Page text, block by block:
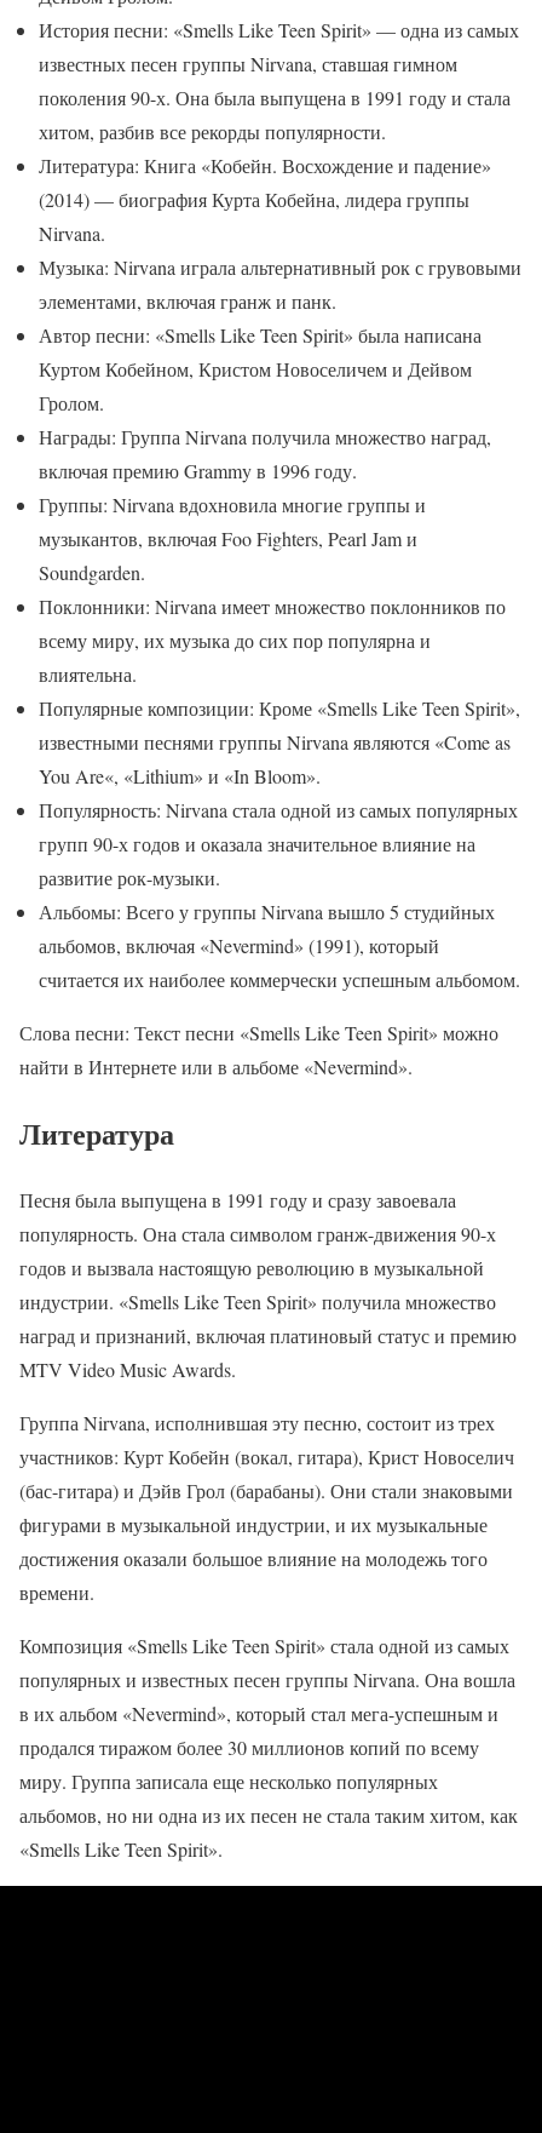
История песни: «Smells Like Teen Spirit» — одна из самых
известных песен группы Nirvana, ставшая гимном
поколения 90-х. Она была выпущена в 1991 году и стала
хитом, разбив все рекорды популярности.
Литература: Книга «Кобейн. Восхождение и падение»
(2014) — биография Курта Кобейна, лидера группы
Nirvana.
Музыка: Nirvana играла альтернативный рок с грувовыми
элементами, включая гранж и панк.
Автор песни: «Smells Like Teen Spirit» была написана
Куртом Кобейном, Кристом Новоселичем и Дейвом
Гролом.
Награды: Группа Nirvana получила множество наград,
включая премию Grammy в 1996 году.
Группы: Nirvana вдохновила многие группы и
музыкантов, включая Foo Fighters, Pearl Jam и
Soundgarden.
Поклонники: Nirvana имеет множество поклонников по
всему миру, их музыка до сих пор популярна и
влиятельна.
Популярные композиции: Кроме «Smells Like Teen Spirit»,
известными песнями группы Nirvana являются «Come as
You Are«, «Lithium» и «In Bloom».
Популярность: Nirvana стала одной из самых популярных
групп 90-х годов и оказала значительное влияние на
развитие рок-музыки.
Альбомы: Всего у группы Nirvana вышло 5 студийных
альбомов, включая «Nevermind» (1991), который
считается их наиболее коммерчески успешным альбомом.
Слова песни: Текст песни «Smells Like Teen Spirit» можно
найти в Интернете или в альбоме «Nevermind».
Литература
Песня была выпущена в 1991 году и сразу завоевала
популярность. Она стала символом гранж-движения 90-х
годов и вызвала настоящую революцию в музыкальной
индустрии. «Smells Like Teen Spirit» получила множество
наград и признаний, включая платиновый статус и премию
MTV Video Music Awards.
Группа Nirvana, исполнившая эту песню, состоит из трех
участников: Курт Кобейн (вокал, гитара), Крист Новоселич
(бас-гитара) и Дэйв Грол (барабаны). Они стали знаковыми
фигурами в музыкальной индустрии, и их музыкальные
достижения оказали большое влияние на молодежь того
времени.
Композиция «Smells Like Teen Spirit» стала одной из самых
популярных и известных песен группы Nirvana. Она вошла
в их альбом «Nevermind», который стал мега-успешным и
продался тиражом более 30 миллионов копий по всему
миру. Группа записала еще несколько популярных
альбомов, но ни одна из их песен не стала таким хитом, как
«Smells Like Teen Spirit».